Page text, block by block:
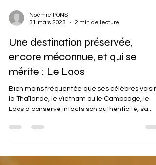
Noémie PONS
31 mars 2023
2 min de lecture
Une destination préservée,
encore méconnue, et qui se
mérite : Le Laos
la Thaïlande, le Vietnam ou le Cambodge, le
Laos a conservé intacts son authenticité, sa...